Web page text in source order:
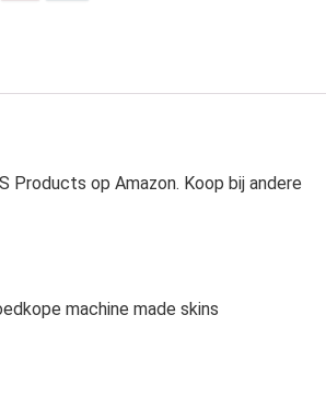
Products op Amazon. Koop bij andere
machine made skins